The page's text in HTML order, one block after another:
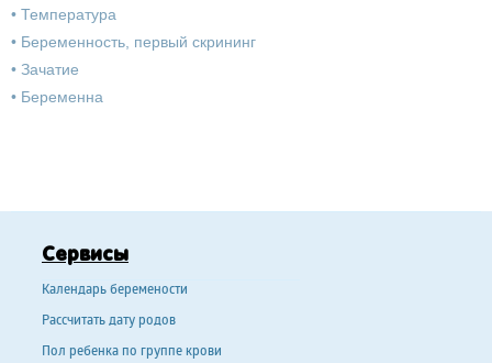
• Температура
• Беременность, первый скрининг
• Зачатие
• Беременна
Сервисы
Календарь беремености
Рассчитать дату родов
Пол ребенка по группе крови